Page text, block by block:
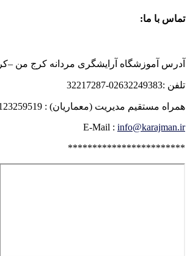
تماس با ما:
آدرس آموزشگاه آرایشگری مردانه کرج من –کرج
تلفن :02632249383-32217287
همراه مستقیم مدیریت (معماریان) : 09123259519
E-Mail : info@karajman.ir
************************